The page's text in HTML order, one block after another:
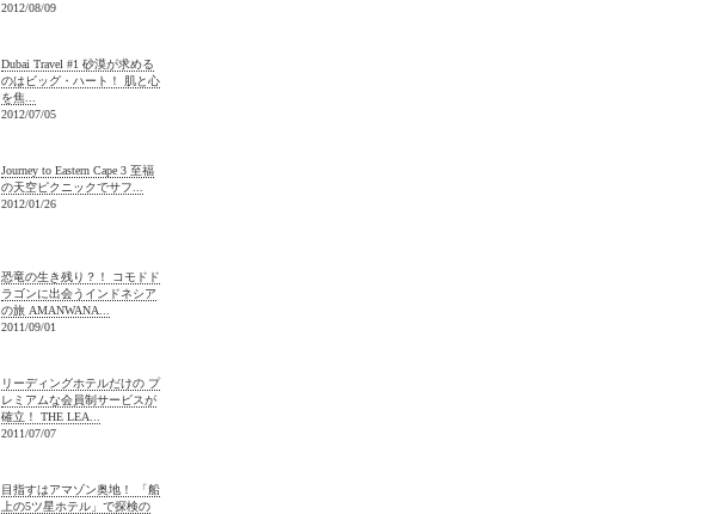
2012/08/09
Dubai Travel #1 砂漠が求める
のはビッグ・ハート！ 肌と心
を焦...
2012/07/05
Journey to Eastern Cape 3 至福
の天空ピクニックでサフ...
2012/01/26
恐竜の生き残り？！ コモドド
ラゴンに出会うインドネシア
の旅 AMANWANA...
2011/09/01
リーディングホテルだけの プ
レミアムな会員制サービスが
確立！ THE LEA...
2011/07/07
目指すはアマゾン奥地！ 「船
上の5ツ星ホテル」で探検の